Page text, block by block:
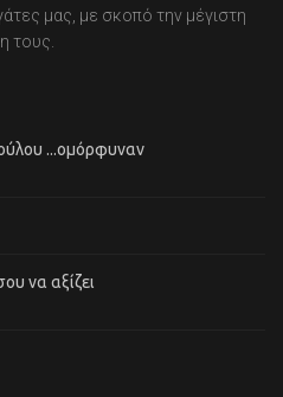
μας, με σκοπό την μέγιστη
τους.
...ομόρφυναν
να αξίζει